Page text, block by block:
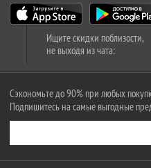
Ищите скидки поблизости,
не выходя из чата:
Сэкономьте до 90% при любых
Подпишитесь на самые выгодные